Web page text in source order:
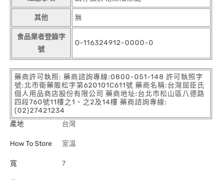
其他 無
食品業者登錄字
號
O-116324912-0000-0
藥商許可執照: 藥商諮詢專線:0800-051-148 許可執照字
號:北市衛藥販松字第620101C611號 藥商名稱:台灣屈臣氏
個人用品商店股份有限公司 藥商地址:台北市松山區八德路
四段760號11樓之1、之2及14樓 藥商諮詢專線:
(02)27421234
產地
台灣
How To Store 室溫
寬 7